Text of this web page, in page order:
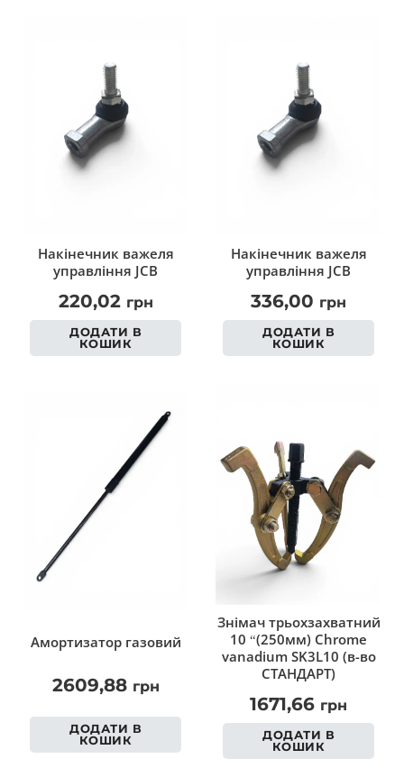
Накінечник важеля
управління JCB
220,02 грн
ДОДАТИ В
КОШИК
Накінечник важеля
управління JCB
336,00 грн
ДОДАТИ В
КОШИК
Амортизатор газовий
2609,88 грн
ДОДАТИ В
КОШИК
Знімач трьохзахватний
10 “(250мм) Chrome
vanadium SK3L10 (в-во
СТАНДАРТ)
1671,66 грн
ДОДАТИ В
КОШИК